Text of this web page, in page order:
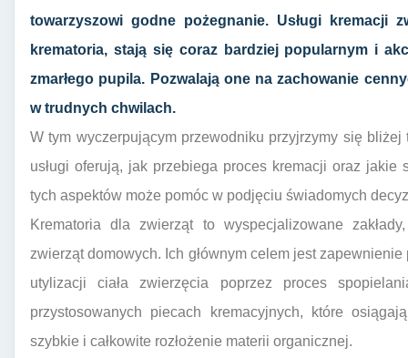
towarzyszowi godne pożegnanie. Usługi kremacji
krematoria, stają się coraz bardziej popularnym i
zmarłego pupila. Pozwalają one na zachowanie
w trudnych chwilach.
W tym wyczerpującym przewodniku przyjrzymy się
usługi oferują, jak przebiega proces kremacji oraz
tych aspektów może pomóc w podjęciu świadomych
Krematoria dla zwierząt to wyspecjalizowane
zwierząt domowych. Ich głównym celem jest
utylizacji ciała zwierzęcia poprzez proces
przystosowanych piecach kremacyjnych, które
szybkie i całkowite rozłożenie materii organicznej.